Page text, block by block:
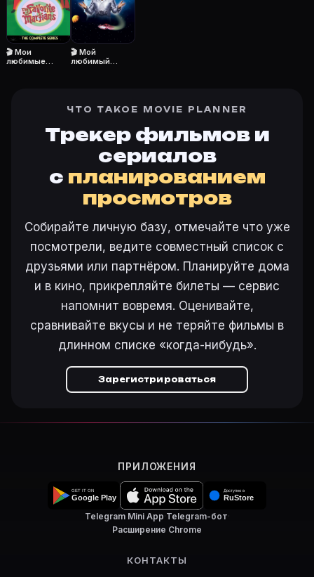
Режиссёр — Оскар Рудольф. В сериале «Мой
Как добавить «Мой любимый марсианин» в свой
Откройте «Мой любимый марсианин (1963)» на
Как поставить напоминание о премьере «Мой
Ещё на Movie Planner
Интересные факты о фильмах ·Как вести watchlist
Другие карточки: Горбатая гора (2005)·
Войти в кабинет— сохранить «Мой любимый
🎬 Мои
любимые
🎬 Мой
любимый
ЧТО ТАКОЕ MOVIE PLANNER
Трекер фильмов и
сериалов
с планированием
просмотров
Собирайте личную базу, отмечайте что уже
посмотрели, ведите совместный список с
друзьями или партнёром. Планируйте дома
и в кино, прикрепляйте билеты — сервис
напомнит вовремя. Оценивайте,
сравнивайте вкусы и не теряйте фильмы в
длинном списке «когда-нибудь».
Зарегистрироваться
ПРИЛОЖЕНИЯ
Telegram Mini App·Telegram-бот·
Расширение Chrome
КОНТАКТЫ